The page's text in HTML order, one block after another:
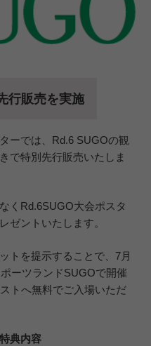
行販売を実施
ーでは、Rd.6 SUGOの観
で特別先行販売いたしま
くRd.6SUGO大会ポスタ
ゼントいたします。
トを提示することで、7月
ーツランドSUGOで開催
トへ無料でご入場いただ
典内容